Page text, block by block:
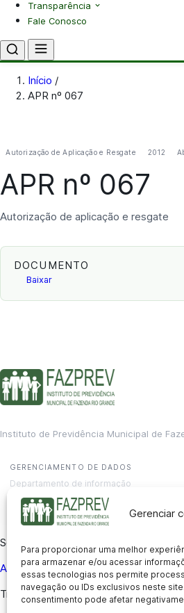
Gerenciar
Para proporcionar uma melhor
para armazenar e/ou acessar
essas tecnologias nos permite
navegação ou IDs exclusivos neste
consentimento pode afetar
Transparência
Fale Conosco
Início /
APR nº 067
Autorização de Aplicação e Resgate 2012
APR nº 067
Autorização de aplicação e resgate
DOCUMENTO
Baixar
Instituto de Previdência Municipal de
GERENCIAMENTO DE DADOS
Departamento de informação
contato@fazprev.pr.gov.br
(41) 3995-2146
Serviços
Aposentadoria Pensão por Morte
Transparência